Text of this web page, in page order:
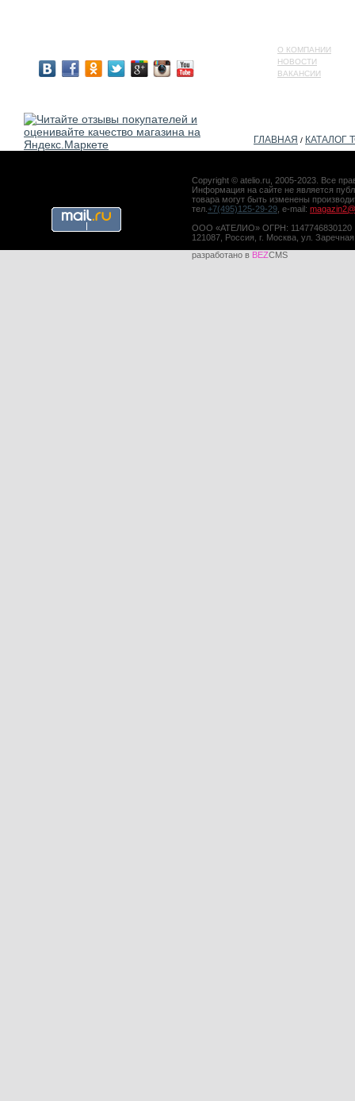
О КОМПАНИИ
НОВОСТИ
ВАКАНСИИ
ГЛАВНАЯ / КАТАЛОГ
Copyright © atelio.ru, 2005-2023. Все
Информация на сайте не является
товара могут быть изменены
тел. +7(495)125-29-29 , e-mail:
ООО «АТЕЛИО» ОГРН: 1147746830120
121087, Россия, г. Москва, ул.
разработано в BEZCMS